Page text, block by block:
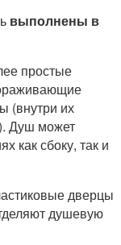
выполнены в
простые
(внутри их
Душ может
как сбоку, так и
дверцы
душевую